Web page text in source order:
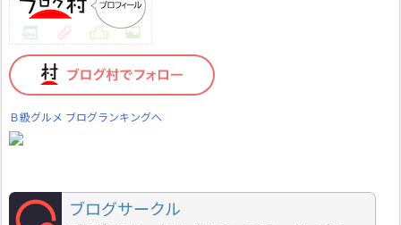
Ｂ級グルメ ブログランキングへ
ブログサークル